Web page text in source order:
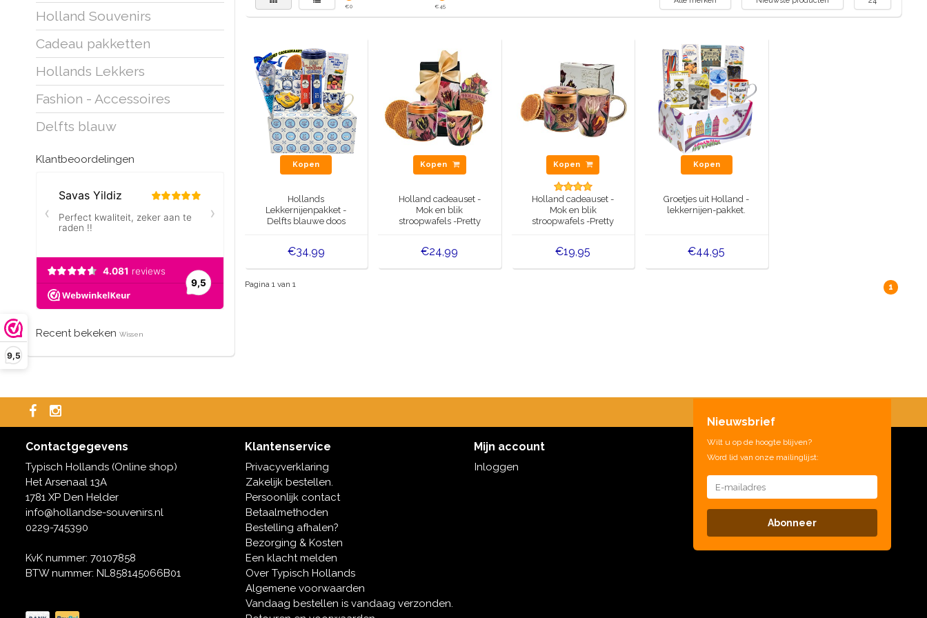
9,5
Holland Souvenirs
Cadeau pakketten
Hollands Lekkers
Fashion - Accessoires
Delfts blauw
Klantbeoordelingen
Recent bekeken Wissen
€0 €45
Kopen
Hollands
Lekkernijenpakket -
Delfts blauwe doos
€34,99
Kopen
Holland cadeauset -
Mok en blik
stroopwafels -Pretty
€24,99
Kopen
Holland cadeauset -
Mok en blik
stroopwafels -Pretty
€19,95
Kopen
Groetjes uit Holland -
lekkernijen-pakket.
€44,95
Pagina 1 van 1 1
Contactgegevens
Typisch Hollands (Online shop)
Het Arsenaal 13A
1781 XP Den Helder
info@hollandse-souvenirs.nl
0229-745390
KvK nummer: 70107858
BTW nummer: NL858145066B01
Klantenservice
Privacyverklaring
Zakelijk bestellen.
Persoonlijk contact
Betaalmethoden
Bestelling afhalen?
Bezorging & Kosten
Een klacht melden
Over Typisch Hollands
Algemene voorwaarden
Vandaag bestellen is vandaag verzonden.
Mijn account
Inloggen
Nieuwsbrief
Wilt u op de hoogte blijven?
Word lid van onze mailinglijst:
Abonneer